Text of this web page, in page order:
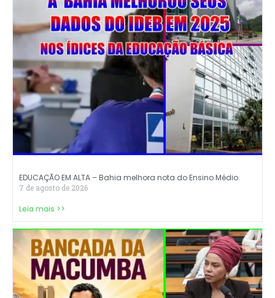
EDUCAÇÃO EM ALTA – Bahia melhora nota do Ensino Médio.
7 de agosto de 2026
Leia mais >>